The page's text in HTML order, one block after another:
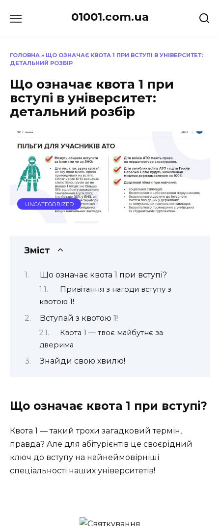
до
01001.com.ua
ГОЛОВНА » ЩО ОЗНАЧАЄ КВОТА 1 ПРИ ВСТУПІ В УНІВЕРСИТЕТ:
ДЕТАЛЬНИЙ РОЗБІР
Що означає квота 1 при
вступі в університет:
детальний розбір
UNCATEGORIZED
Зміст
Що означає квота 1 при вступі?
Привітання з нагоди вступу з
квотою 1!
Вступай з квотою 1!
Квота 1 — твоє майбутнє за
дверима
Знайди свою хвилю!
Що означає квота 1 при вступі?
Квота 1 — такий трохи загадковий термін,
правда? Але для абітурієнтів це своєрідний
ключ до вступу на найнеймовірніші
спеціальності наших університетів!